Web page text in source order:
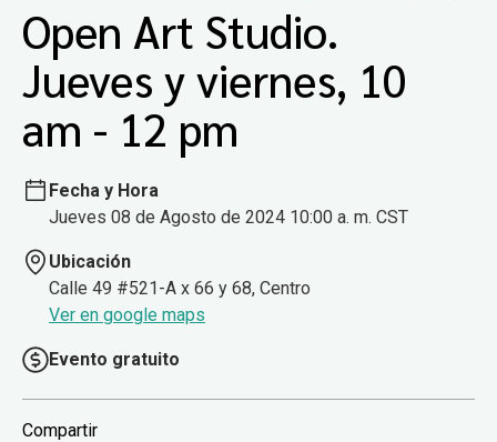
Open Art Studio.
Jueves y viernes, 10
am - 12 pm
Fecha y Hora
Jueves 08 de Agosto de 2024 10:00 a. m. CST
Ubicación
Calle 49 #521-A x 66 y 68, Centro
Ver en google maps
Evento gratuito
Compartir